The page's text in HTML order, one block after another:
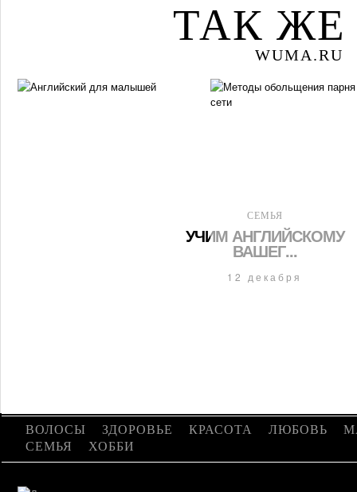
ТАК
WUMA.RU
СЕМЬЯ
УЧИМ АНГЛИЙСКОМУ
ВАШЕГ...
12 декабря
ВОЛОСЫ ЗДОРОВЬЕ КРАСОТА ЛЮБОВЬ
СЕМЬЯ
ХОББИ